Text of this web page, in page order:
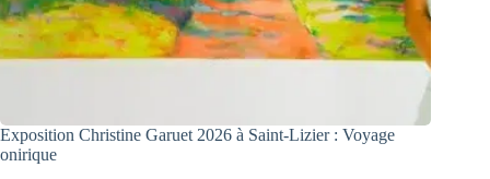
Exposition Christine Garuet 2026 à Saint-Lizier : Voyage
onirique